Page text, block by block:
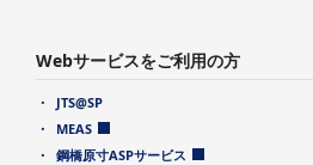
Webサービスをご利用の方
JTS@SP
MEAS
鋼橋原寸ASPサービス